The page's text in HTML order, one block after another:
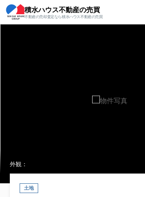
積水ハウス不動産の売買
不動産の売却査定なら積水ハウス不動産の売買
積水ハウス不動産の売買 関東エリア
土地
外観：